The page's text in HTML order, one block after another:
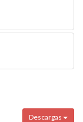
Descargas